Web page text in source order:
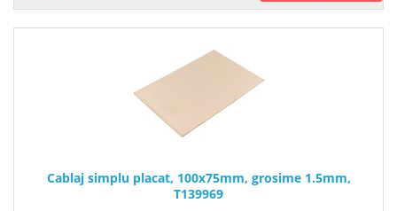
Cablaj simplu placat, 100x75mm, grosime 1.5mm,
T139969